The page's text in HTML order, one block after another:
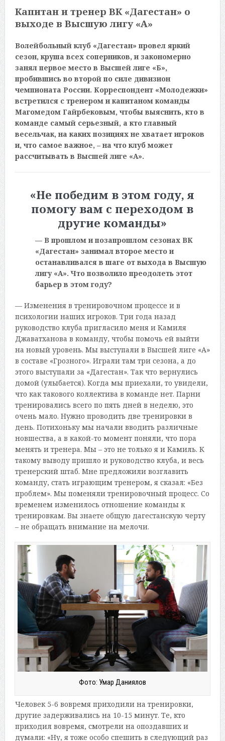
Капитан и тренер ВК «Дагестан» о
выходе в Высшую лигу «А»
Волейбольный клуб «Дагестан» провел яркий
сезон, круша всех соперников, и закономерно
занял первое место в Высшей лиге «Б»,
пробившись во второй по силе дивизион
чемпионата России. Корреспондент «Молодежки»
встретился с тренером и капитаном команды
Магомедом Гайрбековым, чтобы выяснить, кто в
команде самый серьезный, а кто главный
весельчак, на каких позициях не хватает игроков
и, что самое важное, – на что клуб может
рассчитывать в Высшей лиге «А».
«Не победим в этом году, я
помогу вам с переходом в
другие команды»
— В прошлом и позапрошлом сезонах ВК
«Дагестан» занимал второе место и
останавливался в шаге от выхода в Высшую
лигу «А». Что позволило преодолеть этот
барьер в этом году?
— Изменения в тренировочном процессе и в
психологии наших игроков. Три года назад
руководство клуба пригласило меня и Камиля
Джаватханова в команду, чтобы помочь ей выйти
на новый уровень. Мы выступали в Высшей лиге «А»
в составе «Грозного». Играли там три сезона, а до
этого выступали за «Дагестан». Так что вернулись
домой (улыбается). Когда мы приехали, то увидели,
что как такового коллектива в команде нет. Парни
тренировались всего по пять дней в неделю, это
очень мало. Нужно проводить две тренировки в
день. Потихоньку мы начали вводить различные
новшества, а в какой-то момент поняли, что пора
менять и тренера. Мы – это не только я и Камиль. К
такому выводу пришло и руководство клуба, и весь
тренерский штаб. Мне предложили возглавить
команду, стать играющим тренером, я сказал: «Без
проблем». Мы поменяли тренировочный процесс. Со
временем изменилось отношение команды к
тренировкам. Вы знаете общую дагестанскую черту
– не обращать внимание на мелочи.
Фото: Умар Даниялов
Человек 5-6 вовремя приходили на тренировки,
другие задерживались на 10-15 минут. Те, кто
приходил вовремя, смотрели на опоздавших и
думали: «Ну, я тоже особо спешить в следующий раз